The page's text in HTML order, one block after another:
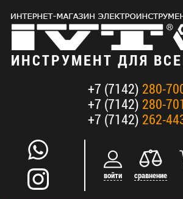
ИНСТРУМЕНТ ДЛЯ
+7 (7142) 280-
+7 (7142) 280-701
+7 (7142) 262-
войти сравнение